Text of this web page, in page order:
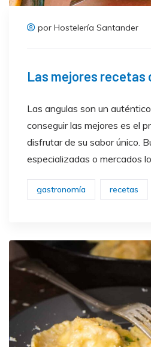
por Hostelería Santander
Las mejores recetas
Las angulas son un
conseguir las mejores es el
disfrutar de su sabor único.
especializadas o mercados
gastronomía recetas